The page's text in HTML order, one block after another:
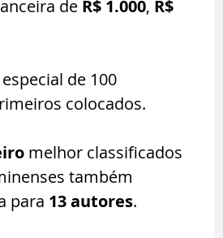
de R$ 1.000, R$
de 100
colocados.
melhor classificados
também
para 13 autores.